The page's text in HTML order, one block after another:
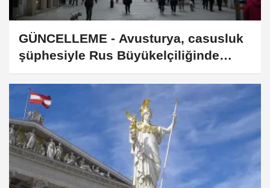
GÜNCELLEME - Avusturya, casusluk
şüphesiyle Rus Büyükelçiliğinde
çalışan 3 kişiyi sınır dışı etti